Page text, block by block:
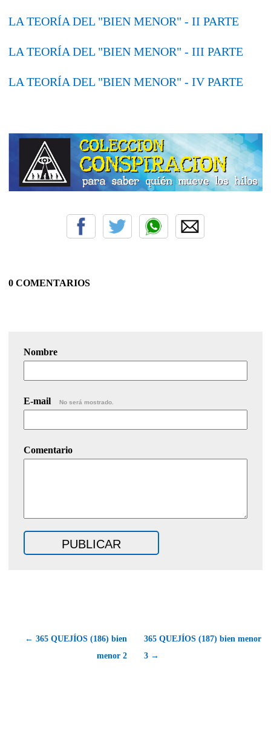
LA TEORÍA DEL "BIEN MENOR" - II PARTE
LA TEORÍA DEL "BIEN MENOR" - III PARTE
LA TEORÍA DEL "BIEN MENOR" - IV PARTE
0 COMENTARIOS
Nombre
E-mail No será mostrado.
Comentario
← 365 QUEJÍOS (186) bien
menor 2
365 QUEJÍOS (187) bien menor
3 →